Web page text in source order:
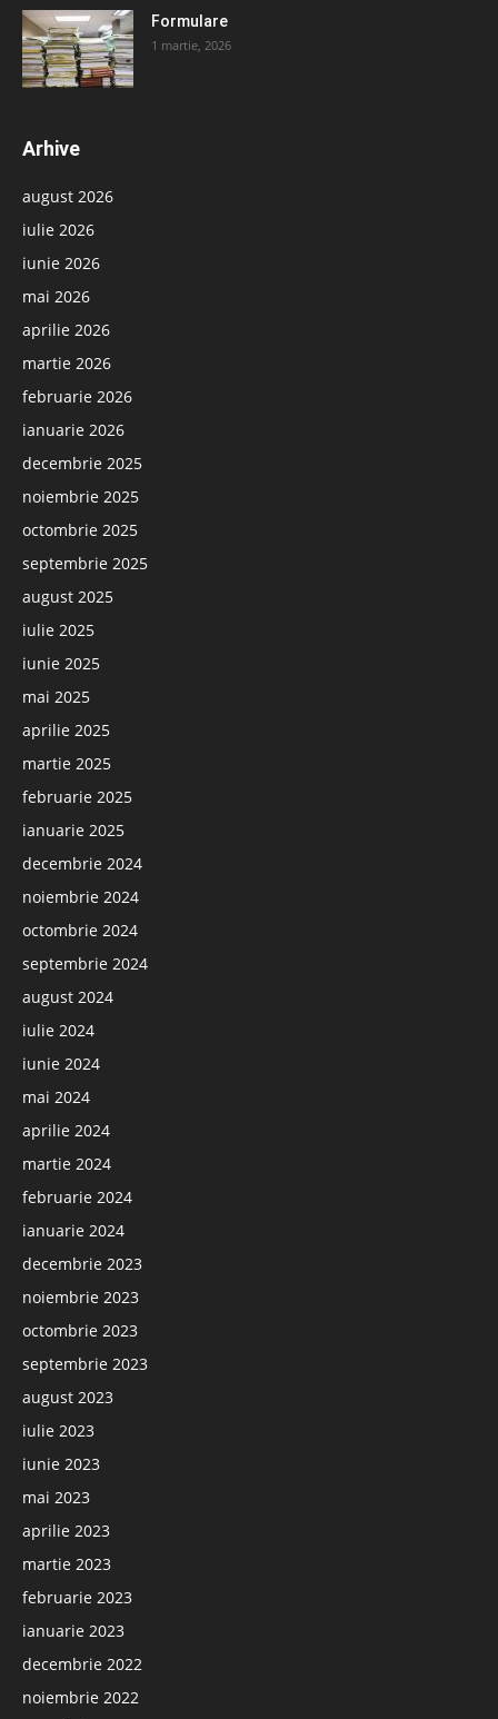
Formulare
1 martie, 2026
Arhive
august 2026
iulie 2026
iunie 2026
mai 2026
aprilie 2026
martie 2026
februarie 2026
ianuarie 2026
decembrie 2025
noiembrie 2025
octombrie 2025
septembrie 2025
august 2025
iulie 2025
iunie 2025
mai 2025
aprilie 2025
martie 2025
februarie 2025
ianuarie 2025
decembrie 2024
noiembrie 2024
octombrie 2024
septembrie 2024
august 2024
iulie 2024
iunie 2024
mai 2024
aprilie 2024
martie 2024
februarie 2024
ianuarie 2024
decembrie 2023
noiembrie 2023
octombrie 2023
septembrie 2023
august 2023
iulie 2023
iunie 2023
mai 2023
aprilie 2023
martie 2023
februarie 2023
ianuarie 2023
decembrie 2022
noiembrie 2022